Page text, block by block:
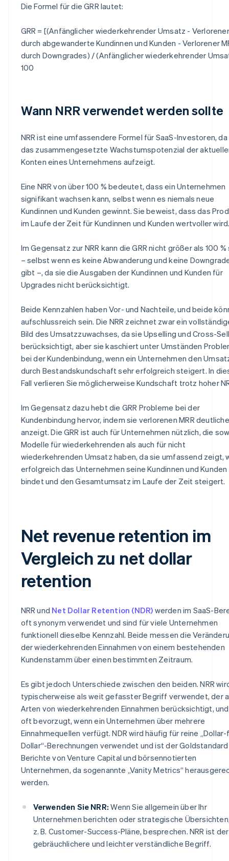
Die Formel für die GRR lautet:
GRR = [(Anfänglicher wiederkehrender Umsatz - Verlorener
durch abgewanderte Kundinnen und Kunden - Verlorener
durch Downgrades) / (Anfänglicher wiederkehrender
100
Wann NRR verwendet werden sollte
NRR ist eine umfassendere Formel für SaaS-Investoren,
das zusammengesetzte Wachstumspotenzial der
Konten eines Unternehmens aufzeigt.
Eine NRR von über 100 % bedeutet, dass ein Unternehmen
signifikant wachsen kann, selbst wenn es niemals neue
Kundinnen und Kunden gewinnt. Sie beweist, dass das
im Laufe der Zeit für Kundinnen und Kunden wertvoller
Im Gegensatz zur NRR kann die GRR nicht größer als 100 %
– selbst wenn es keine Abwanderung und keine
gibt –, da sie die Ausgaben der Kundinnen und Kunden für
Upgrades nicht berücksichtigt.
Beide Kennzahlen haben Vor- und Nachteile, und beide
aufschlussreich sein. Die NRR zeichnet zwar ein
Bild des Umsatzzuwachses, da sie Upselling und Cross-
berücksichtigt, aber sie kaschiert unter Umständen
bei der Kundenbindung, wenn ein Unternehmen den
durch Bestandskundschaft sehr erfolgreich steigert. In
Fall verlieren Sie möglicherweise Kundschaft trotz hoher
Im Gegensatz dazu hebt die GRR Probleme bei der
Kundenbindung hervor, indem sie verlorenen MRR
anzeigt. Die GRR ist auch für Unternehmen nützlich, die
Modelle für wiederkehrenden als auch für nicht
wiederkehrenden Umsatz haben, da sie umfassend zeigt,
erfolgreich das Unternehmen seine Kundinnen und Kunden
bindet und den Gesamtumsatz im Laufe der Zeit steigert.
Net revenue retention im
Vergleich zu net dollar
retention
NRR und Net Dollar Retention (NDR) werden im SaaS-
oft synonym verwendet und sind für viele Unternehmen
funktionell dieselbe Kennzahl. Beide messen die
der wiederkehrenden Einnahmen von einem bestehenden
Kundenstamm über einen bestimmten Zeitraum.
Es gibt jedoch Unterschiede zwischen den beiden. NRR
typischerweise als weit gefasster Begriff verwendet, der
Arten von wiederkehrenden Einnahmen berücksichtigt,
oft bevorzugt, wenn ein Unternehmen über mehrere
Einnahmequellen verfügt. NDR wird häufig für reine
Dollar“-Berechnungen verwendet und ist der
Berichte von Venture Capital und börsennotierten
Unternehmen, da sogenannte „Vanity Metrics“
werden.
Verwenden Sie NRR: Wenn Sie allgemein über Ihr
Unternehmen berichten oder strategische
z. B. Customer-Success-Pläne, besprechen. NRR ist der
gebräuchlichere und leichter verständliche Begriff.